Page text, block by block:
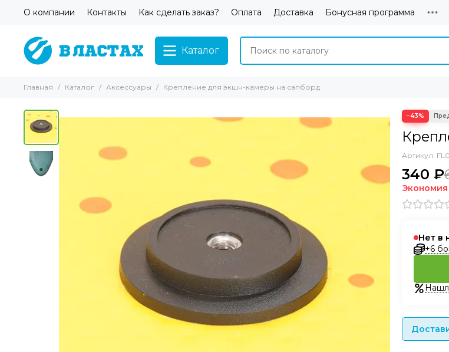
О компании Контакты Как сделать заказ? Оплата Доставка Бонусная программа
Каталог
Главная Каталог Аксессуары Крепление для экшн-камеры на сапборд
−43%
Артикул:
340 ₽
Экономия
Нет в
+6